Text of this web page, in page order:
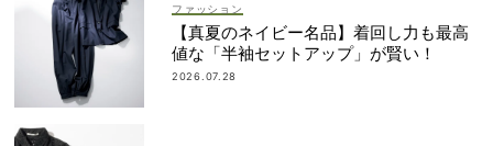
ファッション
【真夏のネイビー名品】着回し力も最高
値な「半袖セットアップ」が賢い！
2026.07.28